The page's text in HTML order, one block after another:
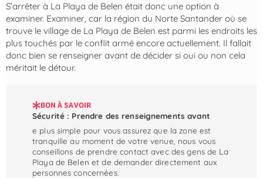
S’arrêter à La Playa de Belen était donc une option à
examiner. Examiner, car la région du Norte Santander où se
trouve le village de La Playa de Belen est parmi les endroits les
plus touchés par le conflit armé encore actuellement. Il fallait
donc bien se renseigner avant de décider si oui ou non cela
méritait le détour.
BON À SAVOIR
Sécurité : Prendre des renseignements avant
e plus simple pour vous assurez que la zone est
tranquille au moment de votre venue, nous vous
conseillons de prendre contact avec des gens de La
Playa de Belen et de demander directement aux
personnes concernées.